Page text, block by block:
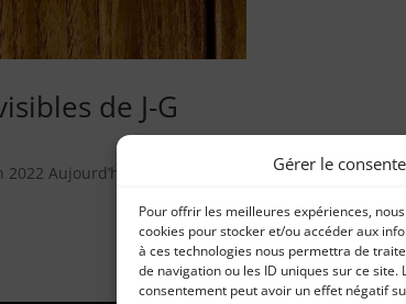
Gérer le
Pour offrir les meilleures expériences,
cookies pour stocker et/ou accéder aux
à ces technologies nous permettra de
de navigation ou les ID uniques sur ce
consentement peut avoir un effet négatif
de J-G
Aujourd’hui, je vous